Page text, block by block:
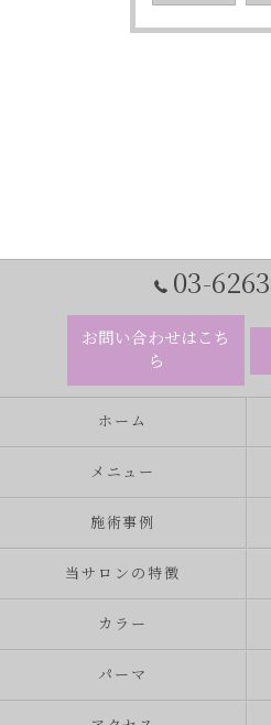
03-
お問い合わせはこち
ら
ホーム
メニュー
施術事例
当サロンの特徴
カラー
パーマ